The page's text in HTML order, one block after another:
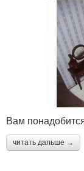
Вам
читать дальше →